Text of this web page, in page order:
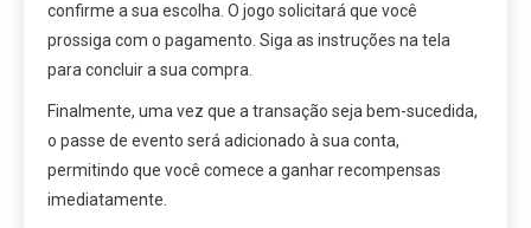
confirme a sua escolha. O jogo solicitará que você
prossiga com o pagamento. Siga as instruções na tela
para concluir a sua compra.
Finalmente, uma vez que a transação seja bem-sucedida,
o passe de evento será adicionado à sua conta,
permitindo que você comece a ganhar recompensas
imediatamente.